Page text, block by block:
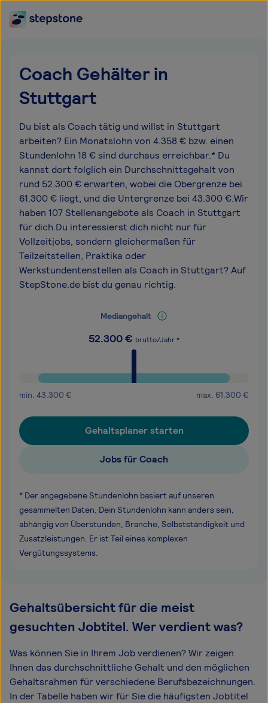
Coach Gehälter in
Stuttgart
Du bist als Coach tätig und willst in Stuttgart
arbeiten? Ein Monatslohn von 4.358 € bzw. einen
Stundenlohn 18 € sind durchaus erreichbar.* Du
kannst dort folglich ein Durchschnittsgehalt von
rund 52.300 € erwarten, wobei die Obergrenze bei
61.300 € liegt, und die Untergrenze bei 43.300 €.Wir
haben 107 Stellenangebote als Coach in Stuttgart
für dich.Du interessierst dich nicht nur für
Vollzeitjobs, sondern gleichermaßen für
Teilzeitstellen, Praktika oder
Werkstundentenstellen als Coach in Stuttgart? Auf
StepStone.de bist du genau richtig.
Mediangehalt
52.300€ brutto/Jahr *
min. 43.300 € max. 61.300 €
Gehaltsplaner starten
Jobs für Coach
* Der angegebene Stundenlohn basiert auf unseren
gesammelten Daten. Dein Stundenlohn kann anders sein,
abhängig von Überstunden, Branche, Selbstständigkeit und
Zusatzleistungen. Er ist Teil eines komplexen
Vergütungssystems.
Gehaltsübersicht für die meist
gesuchten Jobtitel. Wer verdient was?
Was können Sie in Ihrem Job verdienen? Wir zeigen
Ihnen das durchschnittliche Gehalt und den möglichen
Gehaltsrahmen für verschiedene Berufsbezeichnungen.
In der Tabelle haben wir für Sie die häufigsten Jobtitel